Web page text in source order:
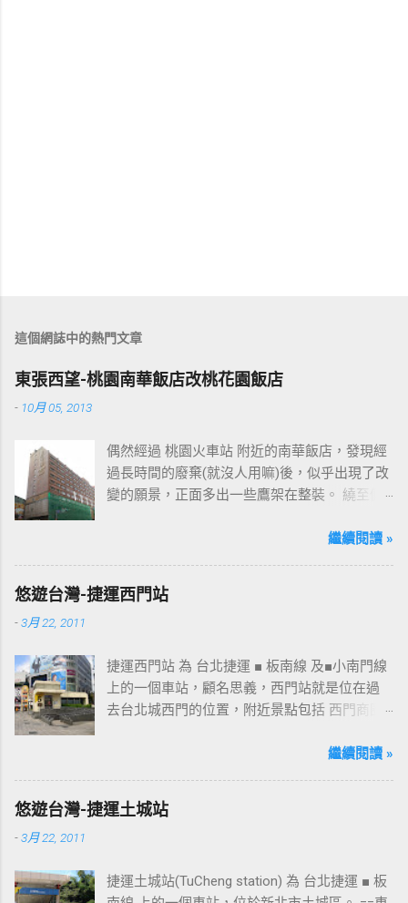
這個網誌中的熱門文章
東張西望-桃園南華飯店改桃花園飯店
- 10月 05, 2013
偶然經過 桃園火車站 附近的南華飯店，發現經
過長時間的廢棄(就沒人用嘛)後，似乎出現了改
變的願景，正面多出一些鷹架在整裝。 繞至側
桃園的民眾又有一個聚餐旅遊的好去處囉!!但今
趴走將持續為讀者們追蹤其動態消息，請各位
開始期待開幕日的來臨吧！ 南華飯店施工中現
繼續閱讀 »
悠遊台灣-捷運西門站
-3月 22, 2011
捷運西門站 為 台北捷運 ■ 板南線 及■小南門線
上的一個車站，顧名思義，西門站就是位在過
去台北城西門的位置，附近景點包括 西門商圈
圖中的六號出口，因位處 西門商圈 之入口，成
等候的標的物，也是是最容易堵塞的出口。 捷
運西門站六號出口&西門町商圈 板南線上車站 [
站 ] - [ 龍山寺站 ] - [ 西門站 ] - [ 台北車站 ] - [
繼續閱讀 »
悠遊台灣-捷運土城站
-3月 22, 2011
捷運土城站(TuCheng station) 為 台北捷運 ■ 板